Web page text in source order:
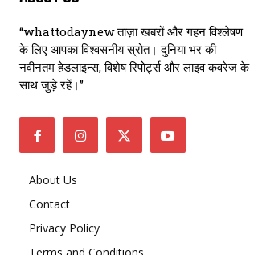
“whattodaynew ताज़ा खबरों और गहन विश्लेषण
के लिए आपका विश्वसनीय स्रोत। दुनिया भर की
नवीनतम हेडलाइन्स, विशेष रिपोर्ट्स और लाइव कवरेज के
साथ जुड़े रहें।”
About Us
Contact
Privacy Policy